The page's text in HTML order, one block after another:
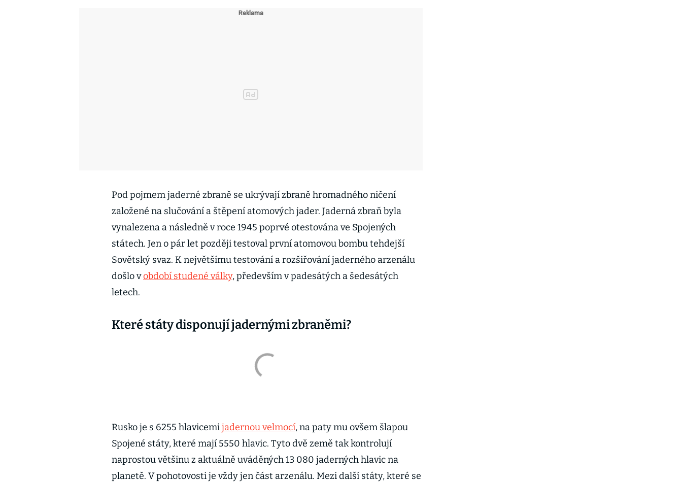
Pod pojmem jaderné zbraně se ukrývají zbraně hromadného ničení
založené na slučování a štěpení atomových jader. Jaderná zbraň byla
vynalezena a následně v roce 1945 poprvé otestována ve Spojených
státech. Jen o pár let později testoval první atomovou bombu tehdejší
Sovětský svaz. K největšímu testování a rozšiřování jaderného arzenálu
došlo vobdobí studené války, především v padesátých a šedesátých
letech.
Které státy disponují jadernými zbraněmi?
Rusko je s 6255 hlavicemijadernou velmocí, na paty mu ovšem šlapou
Spojené státy, které mají 5550 hlavic. Tyto dvě země tak kontrolují
naprostou většinu z aktuálně uváděných 13 080 jaderných hlavic na
planetě. V pohotovosti je vždy jen část arzenálu. Mezi další státy, které se